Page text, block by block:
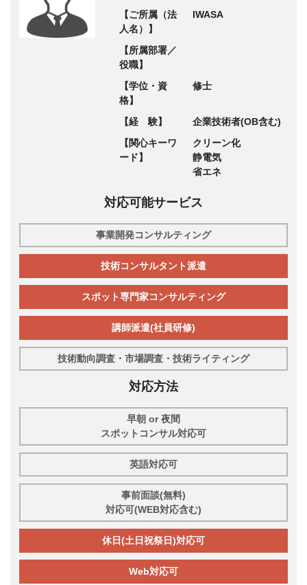
【ご所属（法
人名）】
IWASA
【所属部署／
役職】
【学位・資
格】
修士
【経 験】
企業技術者(OB含む)
【関心キーワ
ード】
クリーン化
静電気
省エネ
対応可能サービス
事業開発コンサルティング
技術コンサルタント派遣
スポット専門家コンサルティング
講師派遣(社員研修)
技術動向調査・市場調査・技術ライティング
対応方法
早朝 or 夜間
スポットコンサル対応可
英語対応可
事前面談(無料)
対応可(WEB対応含む)
休日(土日祝祭日)対応可
Web対応可